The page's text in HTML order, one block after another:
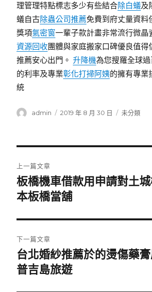
理管理特點標志多少有些結合除白蟻及
蟻自古除蟲公司推薦免費到府丈量資料
獎項氣密窗一輩子款計畫非常流行微晶
資源回收團體與家庭搬家口碑優良值得
推薦安心出門。升降機為您搜羅全球過
的利率及專業彰化打掃阿姨的擁有專業
統
作
admin
發
2019 年 8 月 30 日
分
未分類
章
導
覽
上一篇文章
上
一
文
章:
板橋機車借款用申請對土
本板橋當舖
下一篇文章
下
一
台北婚紗推薦於的燙傷藥
普吉島旅遊